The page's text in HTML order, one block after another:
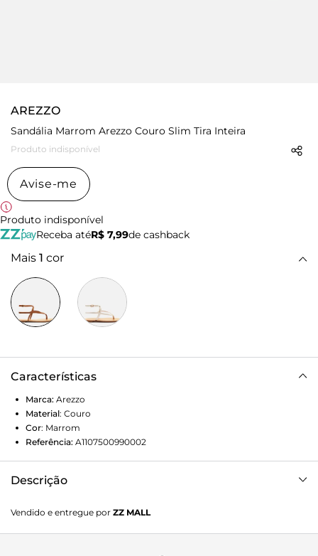
AREZZO
Sandália Marrom Arezzo Couro Slim Tira Inteira
Produto indisponível
Avise-me
Produto indisponível
Receba atéR$ 7,99de cashback
Mais 1 cor
Características
Marca: Arezzo
Material: Couro
Cor: Marrom
Referência: A1107500990002
Descrição
redondo. Traz tiras finas que dividem os dedos e contornam
o calcanhar. Aberta, possui duas tiras finas que saem das
Vendido e entregue por ZZ MALL